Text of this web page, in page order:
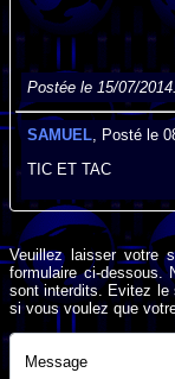
Postée le 15/07/2014.
SAMUEL, Posté le
TIC ET TAC
Veuillez laisser votre
formulaire ci-dessous.
sont interdits. Evitez le
si vous voulez que
Message